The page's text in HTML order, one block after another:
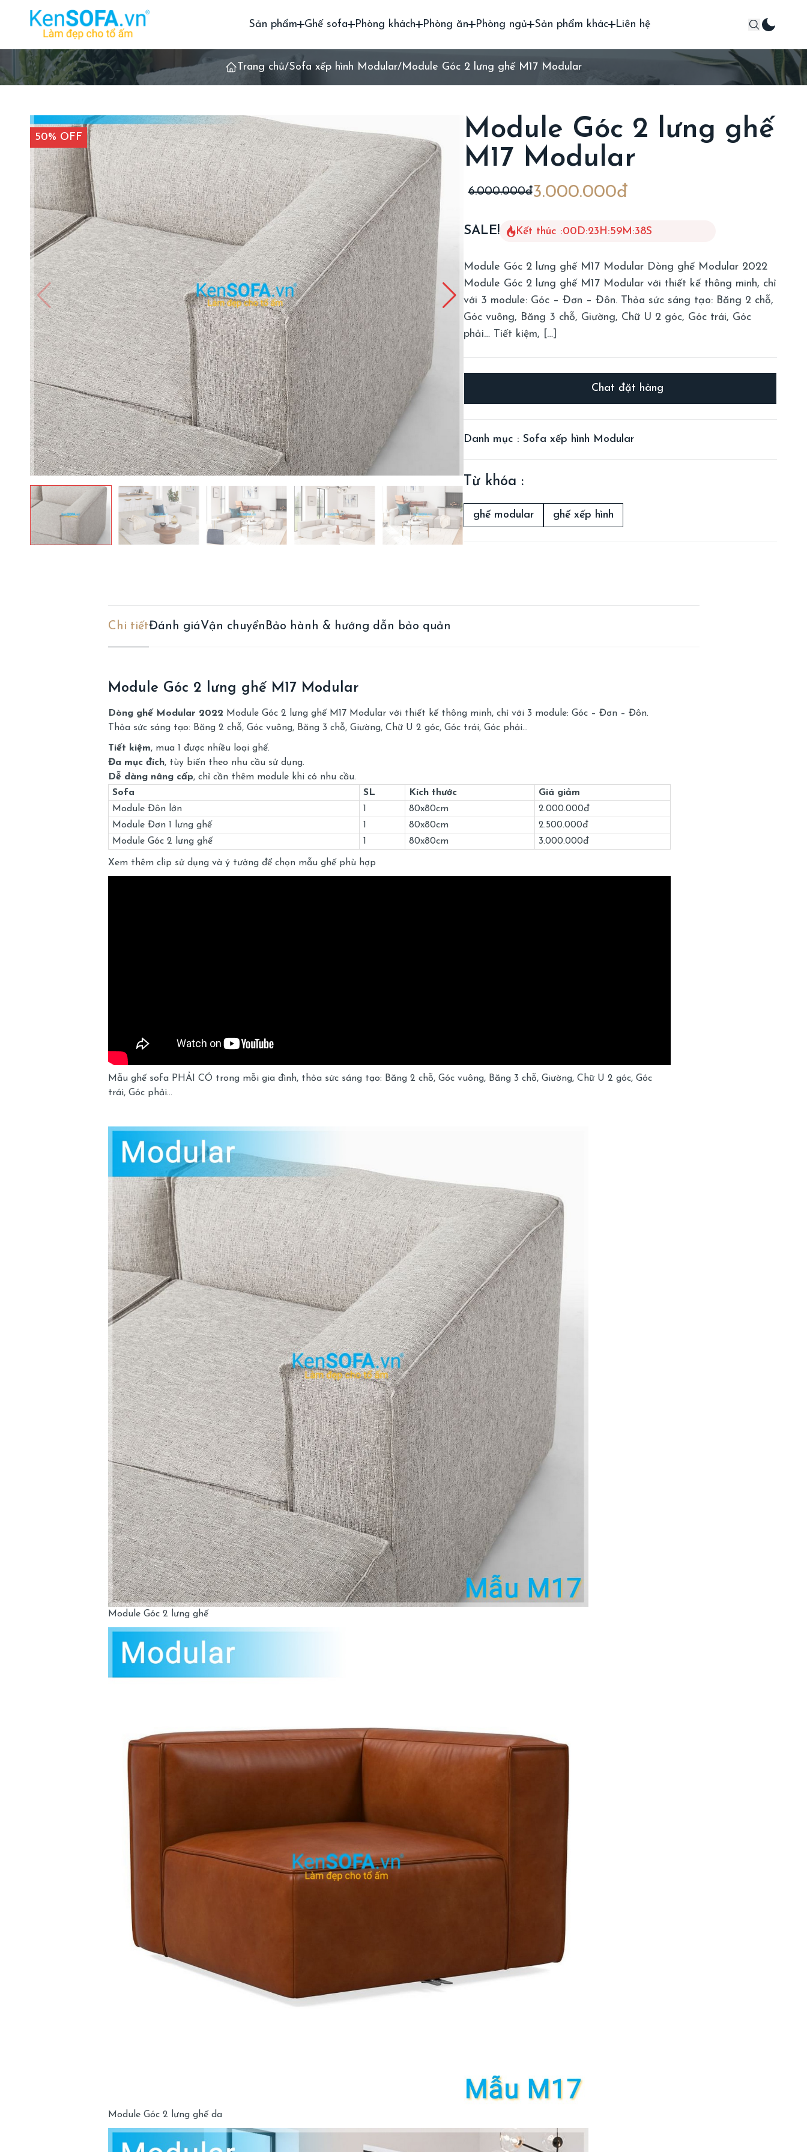
Sản phẩm Ghế sofa Phòng khách Phòng ăn Phòng ngủ Sản phẩm khác Liên hệ
Trang chủ/Sofa xếp hình Modular/Module Góc 2 lưng ghế M17 Modular
50% OFF
Module Góc 2 lưng ghế
M17 Modular
6.000.000đ3.000.000đ
SALE! Kết thúc :00D:23H:59M:37S
Module Góc 2 lưng ghế M17 Modular Dòng ghế Modular 2022
Module Góc 2 lưng ghế M17 Modular với thiết kế thông minh, chỉ
với 3 module: Góc – Đơn – Đôn. Thỏa sức sáng tạo: Băng 2 chỗ,
Góc vuông, Băng 3 chỗ, Giường, Chữ U 2 góc, Góc trái, Góc
phải… Tiết kiệm, […]
Danh mục : Sofa xếp hình Modular
Từ khóa :
ghế modular ghế xếp hình
Chi tiếtĐánh giá Vận chuyển Bảo hành & hướng dẫn bảo quản
Module Góc 2 lưng ghế M17 Modular
Dòng ghế Modular 2022 Module Góc 2 lưng ghế M17 Modular với thiết kế thông minh, chỉ với 3 module: Góc – Đơn – Đôn.
Thỏa sức sáng tạo: Băng 2 chỗ, Góc vuông, Băng 3 chỗ, Giường, Chữ U 2 góc, Góc trái, Góc phải…
Tiết kiệm, mua 1 được nhiều loại ghế.
Đa mục đích, tùy biến theo nhu cầu sử dụng.
Dễ dàng nâng cấp, chỉ cần thêm module khi có nhu cầu.
Sofa
SL Kích thước
Giá giảm
Module Đôn lớn
1 80x80cm
2.000.000đ
Module Đơn 1 lưng ghế
1 80x80cm
2.500.000đ
Module Góc 2 lưng ghế
1 80x80cm 3.000.000đ
Xem thêm clip sử dụng và ý tưởng để chọn mẫu ghế phù hợp
Mẫu ghế sofa PHẢI CÓ trong mỗi gia đình, thỏa sức sáng tạo: Băng 2 chỗ, Góc vuông, Băng 3 chỗ, Giường, Chữ U 2 góc, Góc
trái, Góc phải…
Module Góc 2 lưng ghế
Module Góc 2 lưng ghế da